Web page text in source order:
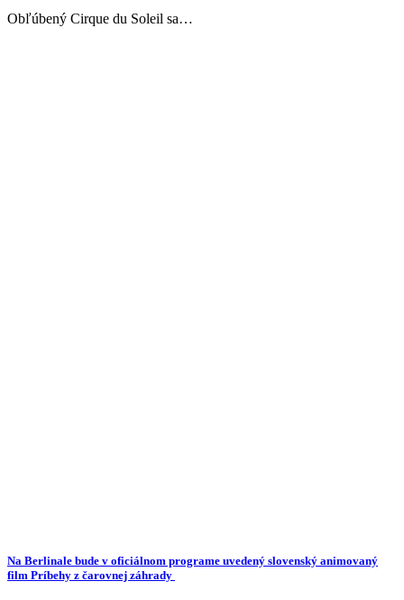
Obľúbený Cirque du Soleil sa…
Na Berlinale bude v oficiálnom programe uvedený slovenský animovaný
film Príbehy z čarovnej záhrady